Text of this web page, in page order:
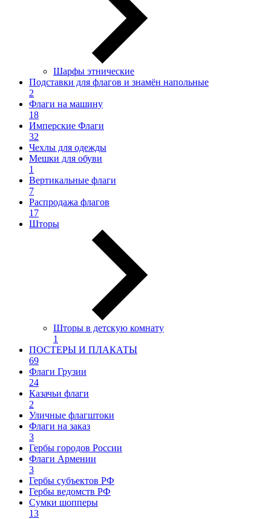
Шарфы этнические
Подставки для флагов и знамён напольные
2
Флаги на машину
18
Имперские Флаги
32
Чехлы для одежды
Мешки для обуви
1
Вертикальные флаги
7
Распродажа флагов
17
Шторы
Шторы в детскую комнату
1
ПОСТЕРЫ И ПЛАКАТЫ
69
Флаги Грузии
24
Казачьи флаги
2
Уличные флагштоки
Флаги на заказ
3
Гербы городов России
Флаги Армении
3
Гербы субъектов РФ
Гербы ведомств РФ
Сумки шопперы
13